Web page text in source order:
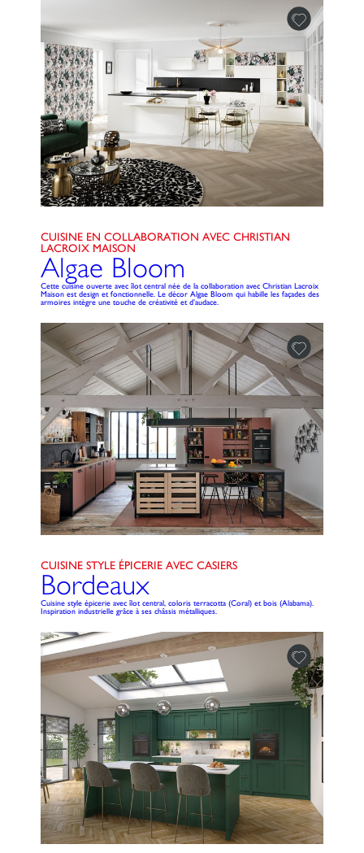
CUISINE EN COLLABORATION AVEC CHRISTIAN
LACROIX MAISON
Algae Bloom
Cette cuisine ouverte avec îlot central née de la collaboration avec Christian Lacroix
Maison est design et fonctionnelle. Le décor Algae Bloom qui habille les façades des
armoires intègre une touche de créativité et d’audace.
CUISINE STYLE ÉPICERIE AVEC CASIERS
Bordeaux
Cuisine style épicerie avec îlot central, coloris terracotta (Coral) et bois (Alabama).
Inspiration industrielle grâce à ses châssis métalliques.